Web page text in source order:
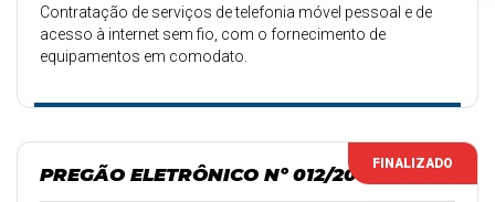
Contratação de serviços de telefonia móvel pessoal e de
acesso à internet sem fio, com o fornecimento de
equipamentos em comodato.
FINALIZADO
PREGÃO ELETRÔNICO Nº 012/2017